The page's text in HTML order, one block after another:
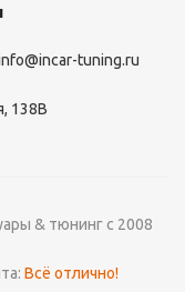
tuning.ru
138В
& тюнинг с 2008
Всё отлично!